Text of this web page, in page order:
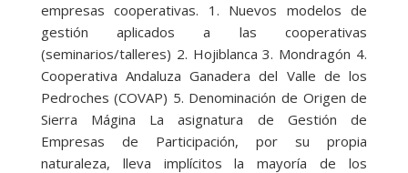
empresas cooperativas. 1. Nuevos modelos de
gestión aplicados a las cooperativas
(seminarios/talleres) 2. Hojiblanca 3. Mondragón 4.
Cooperativa Andaluza Ganadera del Valle de los
Pedroches (COVAP) 5. Denominación de Origen de
Sierra Mágina La asignatura de Gestión de
Empresas de Participación, por su propia
naturaleza, lleva implícitos la mayoría de los